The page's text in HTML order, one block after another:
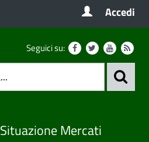
Accedi
Seguici su:
Situazione Mercati